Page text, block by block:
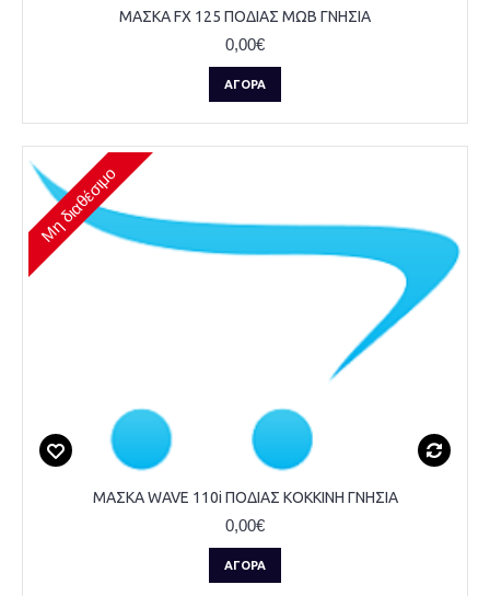
ΜΑΣΚΑ FX 125 ΠΟΔΙΑΣ ΜΩΒ ΓΝΗΣΙΑ
0,00€
ΑΓΟΡΆ
Μη διαθέσιμο
ΜΑΣΚΑ WAVE 110i ΠΟΔΙΑΣ ΚΟΚΚΙΝΗ ΓΝΗΣΙΑ
0,00€
ΑΓΟΡΆ